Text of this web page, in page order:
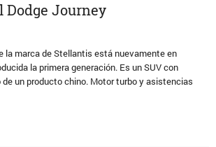
Dodge Journey
la marca de Stellantis está nuevamente en
la primera generación. Es un SUV con
un producto chino. Motor turbo y asistencias